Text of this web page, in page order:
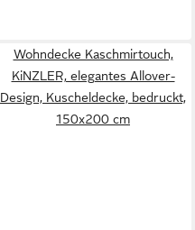
Wohndecke Kaschmirtouch,
KiNZLER, elegantes Allover-
Design, Kuscheldecke, bedruckt,
150x200 cm